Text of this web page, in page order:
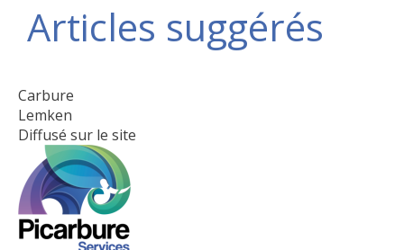
Articles suggérés
Carbure
Lemken
Diffusé sur le site